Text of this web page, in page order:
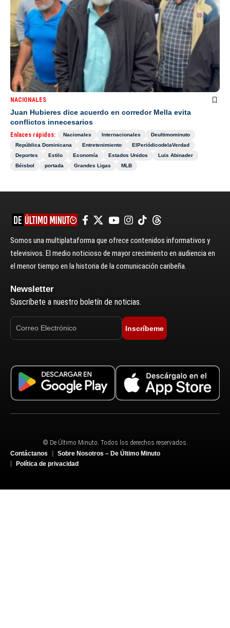
NACIONALES
Juan Hubieres dice acuerdo en corredor Mella evita
conflictos innecesarios
Enlaces rápidos: Nacionales Internacionales
Deultimominuto
República Dominicana
Entretenimiento
ElPeriódicodelaVerdad
Deportes
Estilo Economía Estados Unidos
Luis Abinader
Béisbol
portada Grandes Ligas MLB
Somos una multiplataforma que ofrece contenidos informativos y
televisivos. El medio noticioso de mayor crecimiento en audiencia en
el menor tiempo en la historia de la comunicación caribeña.
Newsletter
Suscríbete a nuestro boletín de noticias.
Inscríbeme
© De Último Minuto. Todos los derechos reservados.
Contáctanos
Sobre Nosotros – De Último Minuto
Política de privacidad